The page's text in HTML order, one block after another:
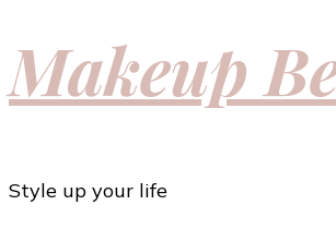
Makeup
Style up your life